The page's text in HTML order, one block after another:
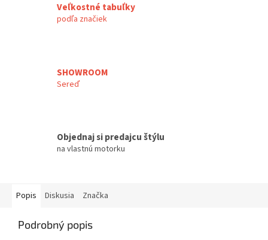
Veľkostné tabuľky
podľa značiek
SHOWROOM
Sereď
Objednaj si predajcu štýlu
na vlastnú motorku
Popis Diskusia Značka
Podrobný popis